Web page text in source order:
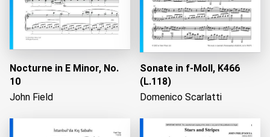
Nocturne in E Minor, No.
10
John Field
Sonate in f-Moll, K466
(L.118)
Domenico Scarlatti